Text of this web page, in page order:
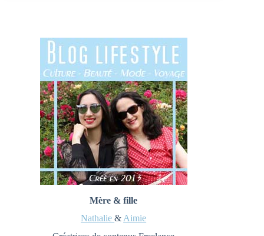
Mère & fille
Nathalie& Aimie